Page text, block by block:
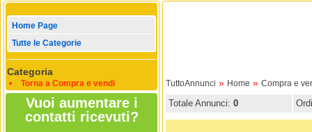
Home Page
Tutte le Categorie
Categoria
Torna a Compra e vendi
Vuoi aumentare i
contatti ricevuti?
TuttoAnnunci » Home » Compra e
Totale Annunci: 0